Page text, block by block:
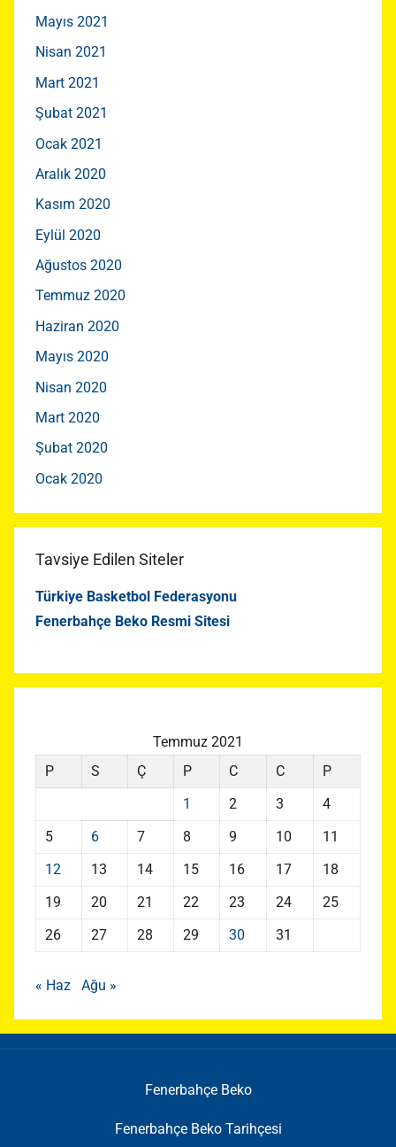
Mayıs 2021
Nisan 2021
Mart 2021
Şubat 2021
Ocak 2021
Aralık 2020
Kasım 2020
Eylül 2020
Ağustos 2020
Temmuz 2020
Haziran 2020
Mayıs 2020
Nisan 2020
Mart 2020
Şubat 2020
Ocak 2020
Tavsiye Edilen Siteler
Türkiye Basketbol Federasyonu
Fenerbahçe Beko Resmi Sitesi
Temmuz 2021
P
S Ç P C C
P
1
2 3
4
5
6 7 8 9 10
11
12
13 14 15 16 17
18
19
20 21 22 23 24
25
26
27 28 29 30 31
« Haz Ağu »
Fenerbahçe Beko
Fenerbahçe Beko Tarihçesi